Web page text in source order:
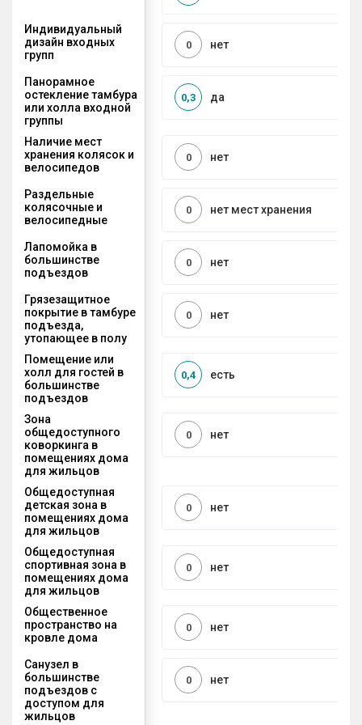
Индивидуальный
дизайн входных
групп
нет
0
Панорамное
остекление тамбура
или холла входной
группы
да
0,3
Наличие мест
хранения колясок и
велосипедов
нет
0
Раздельные
колясочные и
велосипедные
нет мест хранения
0
Лапомойка в
большинстве
подъездов
нет
0
Грязезащитное
покрытие в тамбуре
подъезда,
утопающее в полу
нет
0
Помещение или
холл для гостей в
большинстве
подъездов
есть
0,4
Зона
общедоступного
коворкинга в
помещениях дома
для жильцов
нет
0
Общедоступная
детская зона в
помещениях дома
для жильцов
нет
0
Общедоступная
спортивная зона в
помещениях дома
для жильцов
нет
0
Общественное
пространство на
кровле дома
нет
0
Санузел в
большинстве
подъездов с
доступом для
жильцов
нет
0